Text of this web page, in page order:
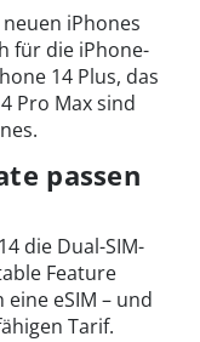
iPhones
für die iPhone-
14 Plus, das
Pro Max sind
passen
die Dual-SIM-
Feature
eSIM – und
Tarif.